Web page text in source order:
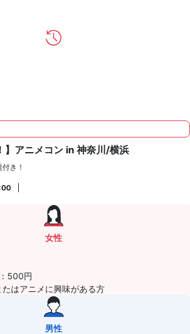
ップ
】アニメコン in 神奈川/横浜
き！
女性
500円
はアニメに興味がある方
男性